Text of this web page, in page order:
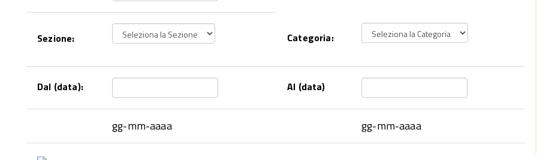
Sezione: Categoria:
Dal (data): Al (data)
gg-mm-aaaa gg-mm-aaaa